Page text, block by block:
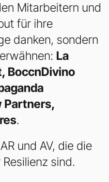
Mitarbeitern und
für ihre
danken, sondern
La
BoccnDivino
Partners,
.
und AV, die die
sind.